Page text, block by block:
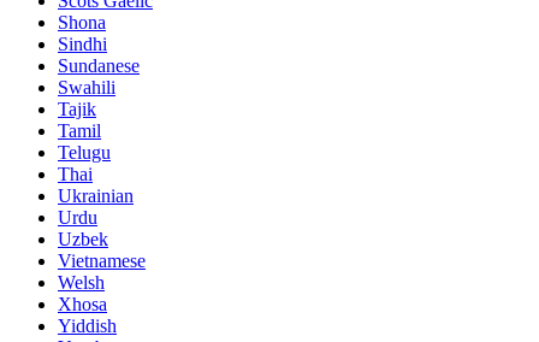
Shona
Sindhi
Sundanese
Swahili
Tajik
Tamil
Telugu
Thai
Ukrainian
Urdu
Uzbek
Vietnamese
Welsh
Xhosa
Yiddish